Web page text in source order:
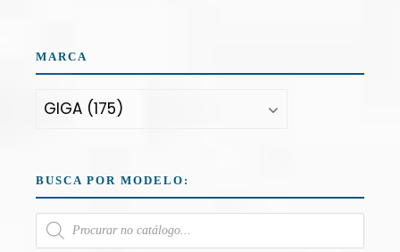
MARCA
BUSCA POR MODELO: